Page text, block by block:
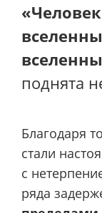
поднята
Благодаря
стали
с
ряда